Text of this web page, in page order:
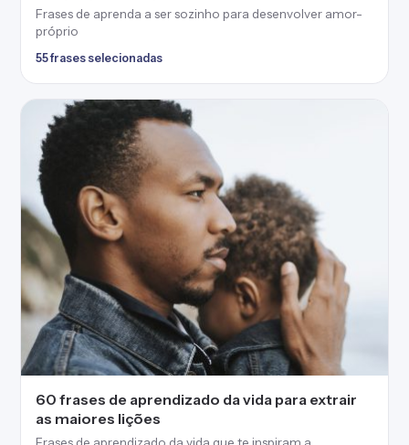
Frases de aprenda a ser sozinho para desenvolver amor-
próprio
55 frases selecionadas
60 frases de aprendizado da vida para extrair
as maiores lições